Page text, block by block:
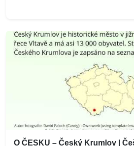
O ČESKU – Český Krumlov |